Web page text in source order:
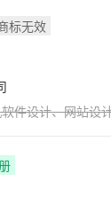
标无效
件设计、网站设